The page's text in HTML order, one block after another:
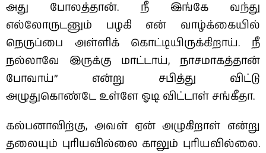
அது போலத்தான். நீ இங்கே வந்து
எல்லோருடனும் பழகி என் வாழ்க்கையில்
நெருப்பை அள்ளிக் கொட்டியிருக்கிறாய். நீ
நல்லாவே இருக்கு மாட்டாய், நாசமாகத்தான்
போவாய்” என்று சபித்து விட்டு
அழுதுகொண்டே உள்ளே ஓடி விட்டாள் சங்கீதா.
கல்பனாவிற்கு, அவள் ஏன் அழுகிறாள் என்று
தலையும் புரியவில்லை காலும் புரியவில்லை.